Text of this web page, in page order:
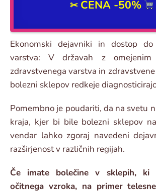
✂ CENA -50%
Ekonomski dejavniki in dostop do
varstva: V državah z omejenim
zdravstvenega varstva in
bolezni sklepov redkeje
Pomembno je poudariti, da na svetu
kraja, kjer bi bile bolezni sklepov
vendar lahko zgoraj navedeni
razširjenost v različnih regijah.
Če imate bolečine v sklepih, ki
očitnega vzroka, na primer